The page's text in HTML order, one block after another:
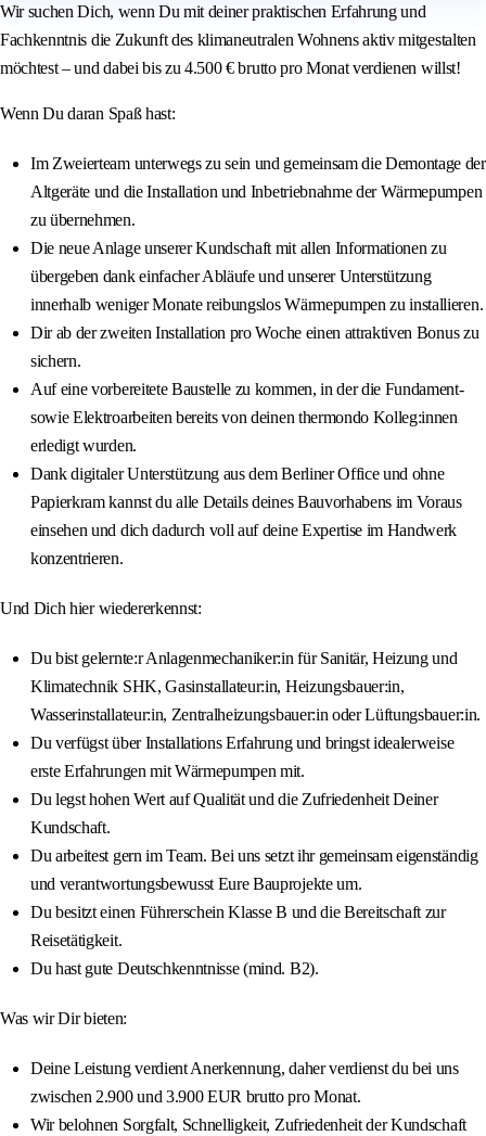
Wir suchen Dich, wenn Du mit deiner praktischen Erfahrung und
Fachkenntnis die Zukunft des klimaneutralen Wohnens aktiv mitgestalten
möchtest – und dabei bis zu 4.500 € brutto pro Monat verdienen willst!
Wenn Du daran Spaß hast:
Im Zweierteam unterwegs zu sein und gemeinsam die Demontage der
Altgeräte und die Installation und Inbetriebnahme der Wärmepumpen
zu übernehmen.
Die neue Anlage unserer Kundschaft mit allen Informationen zu
übergeben dank einfacher Abläufe und unserer Unterstützung
innerhalb weniger Monate reibungslos Wärmepumpen zu installieren.
Dir ab der zweiten Installation pro Woche einen attraktiven Bonus zu
sichern.
Auf eine vorbereitete Baustelle zu kommen, in der die Fundament-
sowie Elektroarbeiten bereits von deinen thermondo Kolleg:innen
erledigt wurden.
Dank digitaler Unterstützung aus dem Berliner Office und ohne
Papierkram kannst du alle Details deines Bauvorhabens im Voraus
einsehen und dich dadurch voll auf deine Expertise im Handwerk
konzentrieren.
Und Dich hier wiedererkennst:
Du bist gelernte:r Anlagenmechaniker:in für Sanitär, Heizung und
Klimatechnik SHK, Gasinstallateur:in, Heizungsbauer:in,
Wasserinstallateur:in, Zentralheizungsbauer:in oder Lüftungsbauer:in.
Du verfügst über Installations Erfahrung und bringst idealerweise
erste Erfahrungen mit Wärmepumpen mit.
Du legst hohen Wert auf Qualität und die Zufriedenheit Deiner
Kundschaft.
Du arbeitest gern im Team. Bei uns setzt ihr gemeinsam eigenständig
und verantwortungsbewusst Eure Bauprojekte um.
Du besitzt einen Führerschein Klasse B und die Bereitschaft zur
Reisetätigkeit.
Du hast gute Deutschkenntnisse (mind. B2).
Was wir Dir bieten:
Deine Leistung verdient Anerkennung, daher verdienst du bei uns
zwischen 2.900 und 3.900 EUR brutto pro Monat.
Wir belohnen Sorgfalt, Schnelligkeit, Zufriedenheit der Kundschaft